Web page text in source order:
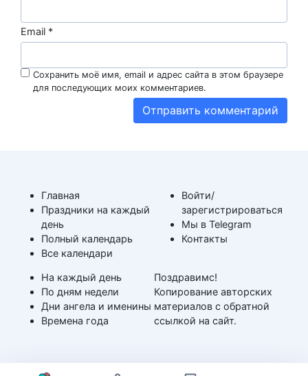
Email *
Сохранить моё имя, email и адрес сайта в этом браузере
для последующих моих комментариев.
Главная
Праздники на каждый
день
Полный календарь
Все календари
На каждый день
По дням недели
Дни ангела и именины
Времена года
Войти/
зарегистрироваться
Мы в Telegram
Контакты
Поздравимс!
Копирование авторских
материалов с обратной
ссылкой на сайт.